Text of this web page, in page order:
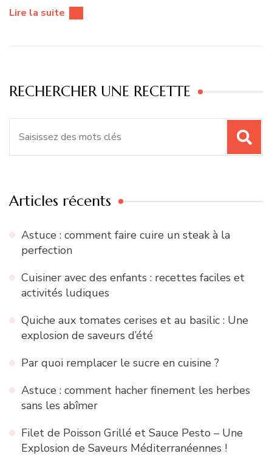
Lire la suite
RECHERCHER UNE RECETTE
Articles récents
Astuce : comment faire cuire un steak à la
perfection
Cuisiner avec des enfants : recettes faciles et
activités ludiques
Quiche aux tomates cerises et au basilic : Une
explosion de saveurs d’été
Par quoi remplacer le sucre en cuisine ?
Astuce : comment hacher finement les herbes
sans les abîmer
Filet de Poisson Grillé et Sauce Pesto – Une
Explosion de Saveurs Méditerranéennes !